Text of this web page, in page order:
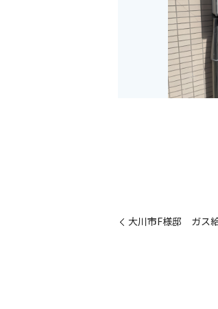
大川市F様邸 ガス